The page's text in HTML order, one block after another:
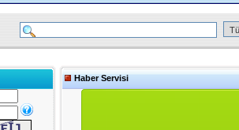
Haber Servisi